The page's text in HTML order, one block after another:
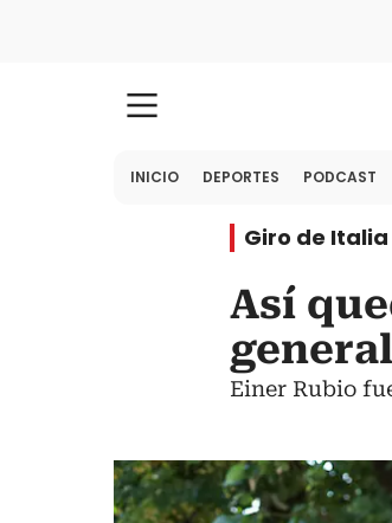
INICIO DEPORTES PODCAST
Giro de Italia
Así
Einer Rubio